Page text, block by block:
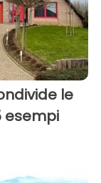
le
esempi